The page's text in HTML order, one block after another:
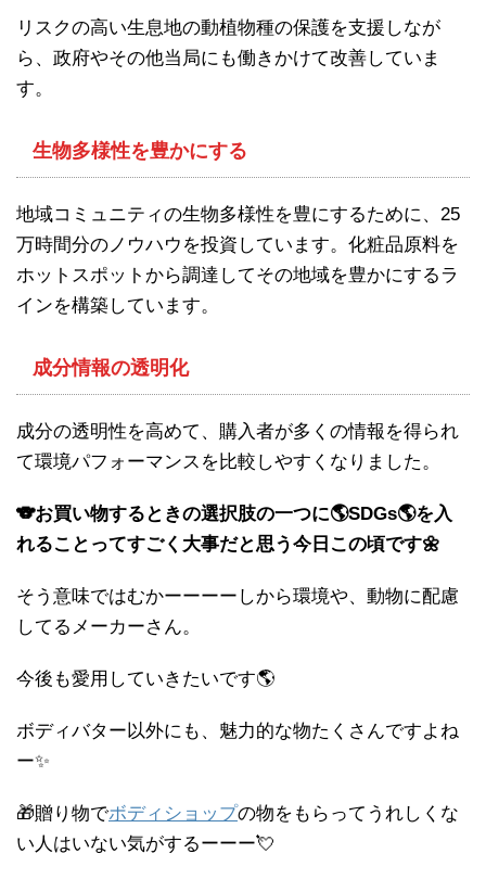
リスクの高い生息地の動植物種の保護を支援しなが
ら、政府やその他当局にも働きかけて改善していま
す。
生物多様性を豊かにする
地域コミュニティの生物多様性を豊にするために、25
万時間分のノウハウを投資しています。化粧品原料を
ホットスポットから調達してその地域を豊かにするラ
インを構築しています。
成分情報の透明化
成分の透明性を高めて、購入者が多くの情報を得られ
て環境パフォーマンスを比較しやすくなりました。
🐨お買い物するときの選択肢の一つに🌎SDGs🌎を入
れることってすごく大事だと思う今日この頃です🌼
そう意味ではむかーーーーしから環境や、動物に配慮
してるメーカーさん。
今後も愛用していきたいです🌎
ボディバター以外にも、魅力的な物たくさんですよね
ー✨
🎁贈り物でボディショップの物をもらってうれしくな
い人はいない気がするーーー💘